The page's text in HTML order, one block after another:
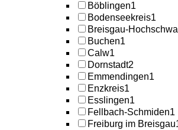
Böblingen1
Bodenseekreis1
Breisgau-
Buchen1
Calw1
Dornstadt2
Emmendingen1
Enzkreis1
Esslingen1
Fellbach-Schmiden1
Freiburg im Breisgau